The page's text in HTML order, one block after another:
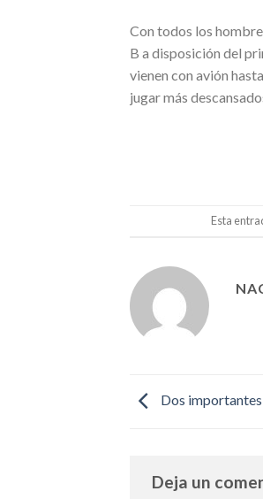
Con todos los
B a disposición del
vienen con avión
jugar más
Esta
Dos importantes
Deja un